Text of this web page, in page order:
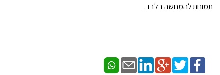
תמונות להמחשה בלבד.